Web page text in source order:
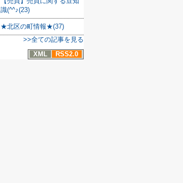
識(^^♪(23)
★北区の町情報★(37)
>>全ての記事を見る
XML
RSS2.0